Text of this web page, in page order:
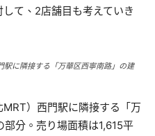
て、2店舗目も考えていき
駅に隣接する「万華区西寧南路」の建
）西門駅に隣接する「万
分。売り場面積は1,615平